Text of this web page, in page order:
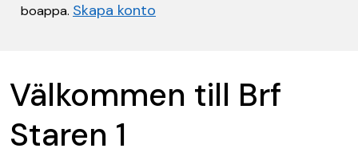
boappa. Skapa konto
Välkommen till Brf
Staren 1